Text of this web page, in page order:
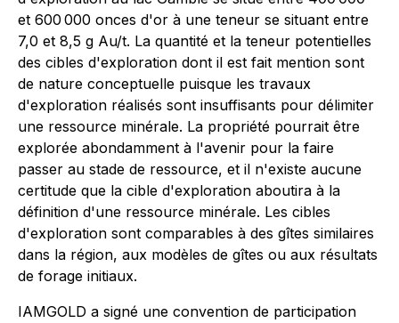
et 600 000 onces d'or à une teneur se situant entre
7,0 et 8,5 g Au/t. La quantité et la teneur potentielles
des cibles d'exploration dont il est fait mention sont
de nature conceptuelle puisque les travaux
d'exploration réalisés sont insuffisants pour délimiter
une ressource minérale. La propriété pourrait être
explorée abondamment à l'avenir pour la faire
passer au stade de ressource, et il n'existe aucune
certitude que la cible d'exploration aboutira à la
définition d'une ressource minérale. Les cibles
d'exploration sont comparables à des gîtes similaires
dans la région, aux modèles de gîtes ou aux résultats
de forage initiaux.
IAMGOLD a signé une convention de participation